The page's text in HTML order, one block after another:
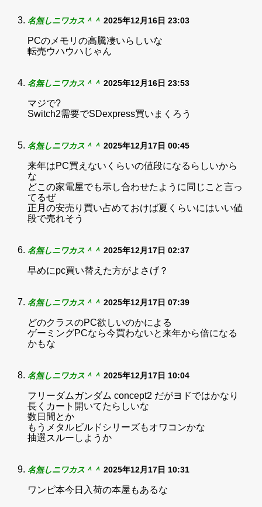
名無しニワカス＾＾ 2025年12月16日 23:03
PCのメモリの高騰凄いらしいな
転売ウハウハじゃん
名無しニワカス＾＾ 2025年12月16日 23:53
マジで?
Switch2需要でSDexpress買いまくろう
名無しニワカス＾＾ 2025年12月17日 00:45
来年はPC買えないくらいの値段になるらしいから
な
どこの家電屋でも示し合わせたように同じこと言っ
てるぜ
正月の安売り買い占めておけば夏くらいにはいい値
段で売れそう
名無しニワカス＾＾ 2025年12月17日 02:37
早めにpc買い替えた方がよさげ？
名無しニワカス＾＾ 2025年12月17日 07:39
どのクラスのPC欲しいのかによる
ゲーミングPCなら今買わないと来年から倍になる
かもな
名無しニワカス＾＾ 2025年12月17日 10:04
フリーダムガンダム concept2 だがヨドではかなり
長くカート開いてたらしいな
数日間とか
もうメタルビルドシリーズもオワコンかな
抽選スルーしようか
名無しニワカス＾＾ 2025年12月17日 10:31
ワンピ本今日入荷の本屋もあるな